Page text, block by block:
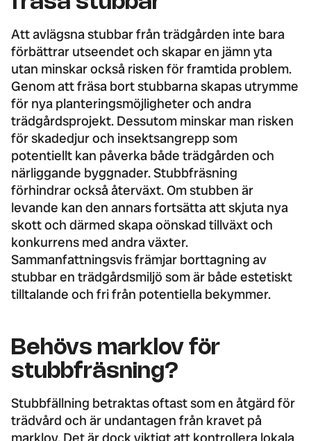
Att avlägsna stubbar från trädgården inte bara
förbättrar utseendet och skapar en jämn yta
utan minskar också risken för framtida problem.
Genom att fräsa bort stubbarna skapas utrymme
för nya planteringsmöjligheter och andra
trädgårdsprojekt. Dessutom minskar man risken
för skadedjur och insektsangrepp som
potentiellt kan påverka både trädgården och
närliggande byggnader. Stubbfräsning
förhindrar också återväxt. Om stubben är
levande kan den annars fortsätta att skjuta nya
skott och därmed skapa oönskad tillväxt och
konkurrens med andra växter.
Sammanfattningsvis främjar borttagning av
stubbar en trädgårdsmiljö som är både estetiskt
tilltalande och fri från potentiella bekymmer.
Behövs marklov för
stubbfräsning?
Stubbfällning betraktas oftast som en åtgärd för
trädvård och är undantagen från kravet på